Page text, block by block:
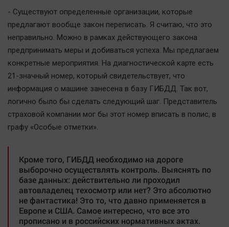
- Существуют определенные организации, которые
предлагают вообще закон переписать. Я считаю, что это
неправильно. Можно в рамках действующего закона
предпринимать меры и добиваться успеха. Мы предлагаем
конкретные мероприятия. На диагностической карте есть
21-значный номер, который свидетельствует, что
информация о машине занесена в базу ГИБДД. Так вот,
логично было бы сделать следующий шаг. Представитель
страховой компании мог бы этот номер вписать в полис, в
графу «Особые отметки».
Кроме того, ГИБДД необходимо на дороге
выборочно осуществлять контроль. Выяснять по
базе данных: действительно ли проходил
автовладелец техосмотр или нет? Это абсолютно
не фантастика! Это то, что давно применяется в
Европе и США. Самое интересно, что все это
прописано и в российских нормативных актах.